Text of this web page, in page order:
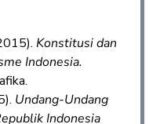
Konstitusi dan
Indonesia.
Undang-Undang
Indonesia